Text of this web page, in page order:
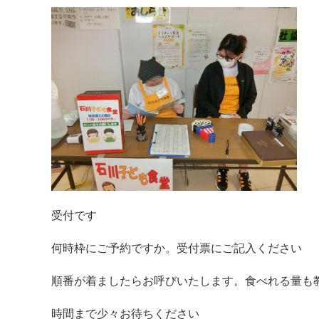
受付です
何時枠にご予約ですか。受付票にご記入ください
順番が着ましたらお呼びいたします。食べれる量も
時間まで少々お待ちください